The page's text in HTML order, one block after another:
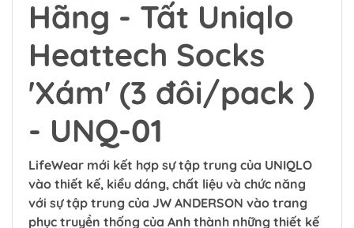
Hãng - Tất Uniqlo
Heattech Socks
'Xám' (3 đôi/pack )
- UNQ-01
LifeWear mới kết hợp sự tập trung của UNIQLO
vào thiết kế, kiểu dáng, chất liệu và chức năng
với sự tập trung của JW ANDERSON vào trang
phục truyền thống của Anh thành những thiết kế